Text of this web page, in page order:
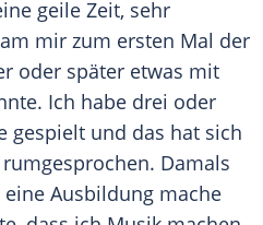
geile Zeit, sehr
mir zum ersten Mal der
oder später etwas mit
Ich habe drei oder
gespielt und das hat sich
Damals
Ausbildung mache